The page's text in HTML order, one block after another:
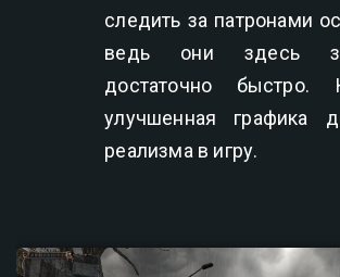
следить за патронами
ведь они здесь
достаточно
улучшенная графика
реализма в игру.